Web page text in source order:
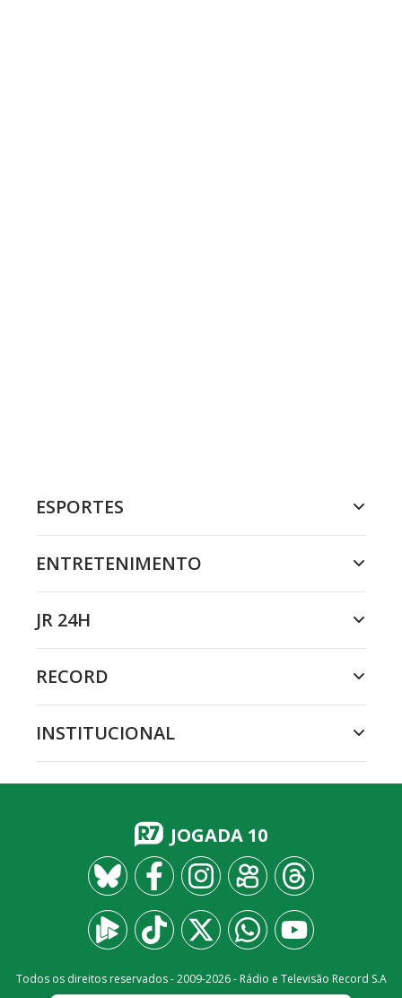
ESPORTES
ENTRETENIMENTO
JR 24H
RECORD
INSTITUCIONAL
JOGADA 10
Todos os direitos reservados - 2009-2026- Rádio e Televisão Record S.A